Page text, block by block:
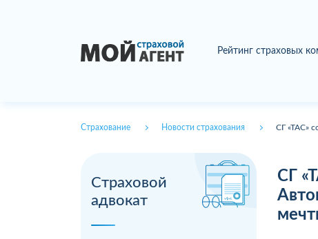
Рейтинг страховых
Страхование Новости страхования СГ «ТАС»
Страховой
адвокат
СГ